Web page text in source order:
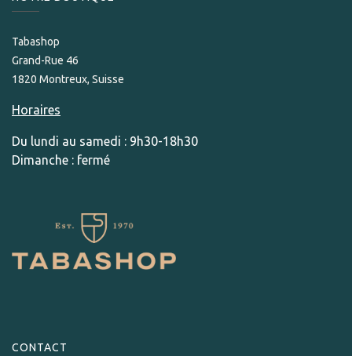
Tabashop
Grand-Rue 46
1820 Montreux, Suisse
Horaires
Du lundi au samedi : 9h30-18h30
Dimanche : fermé
CONTACT